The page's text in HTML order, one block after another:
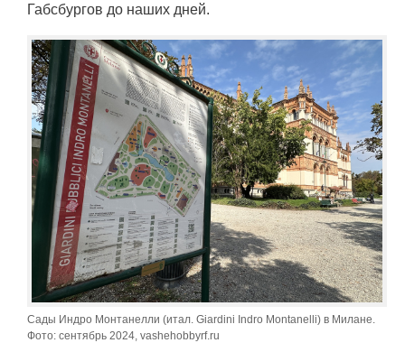
Габсбургов до наших дней.
Сады Индро Монтанелли (итал. Giardini Indro Montanelli) в Милане.
Фото: сентябрь 2024, vashehobbyrf.ru